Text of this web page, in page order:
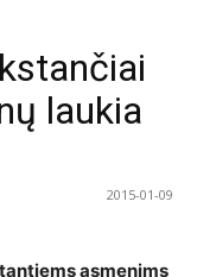
laukia
2015-01-09
asmenims